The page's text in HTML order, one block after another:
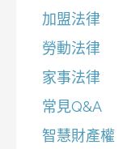
加盟法律
勞動法律
家事法律
常見Q&A
智慧財產權